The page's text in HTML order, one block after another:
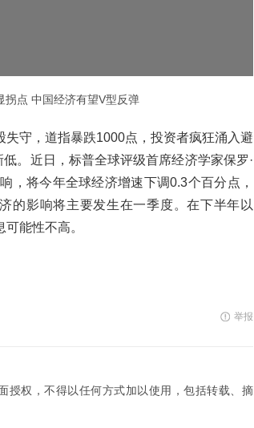
拐点 中国经济有望V型反弹
守，道指暴跌1000点，投资者疯狂涌入避
。近日，标普全球评级首席经济学家保罗·
，将今年全球经济增速下调0.3个百分点，
的影响将主要发生在一季度。在下半年以
能性不高。
举报
授权，不得以任何方式加以使用，包括转载、摘